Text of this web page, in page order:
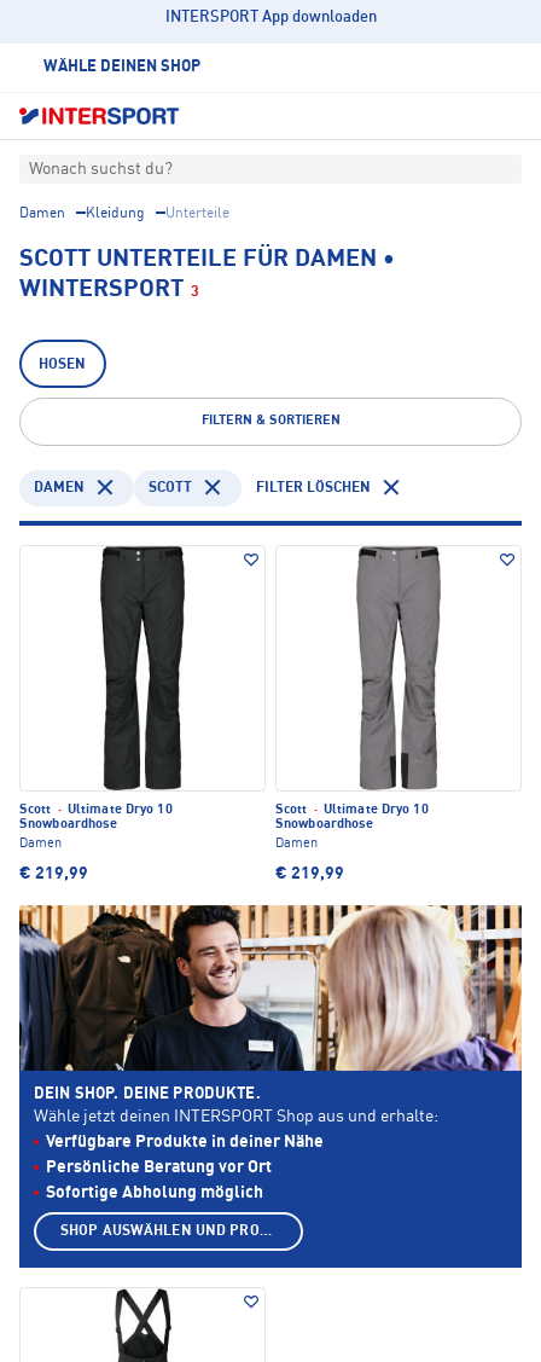
INTERSPORT App downloaden
WÄHLE DEINEN SHOP
Wonach suchst du?
Damen Kleidung Unterteile
SCOTT UNTERTEILE FÜR DAMEN •
WINTERSPORT
3
HOSEN
FILTERN & SORTIEREN
DAMEN SCOTT FILTER LÖSCHEN
Scott · Ultimate Dryo 10
Snowboardhose
Damen
€ 219,99
Scott · Ultimate Dryo 10
Snowboardhose
Damen
€ 219,99
DEIN SHOP. DEINE PRODUKTE.
Wähle jetzt deinen INTERSPORT Shop aus und erhalte:
Verfügbare Produkte in deiner Nähe
Persönliche Beratung vor Ort
Sofortige Abholung möglich
SHOP AUSWÄHLEN UND PRODUKTE ANZEIGEN